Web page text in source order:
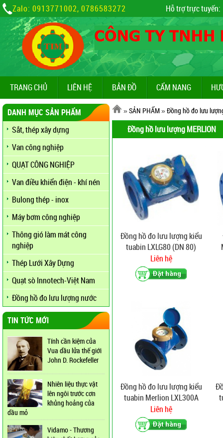
Zalo: 0913771002, 0786583272 Hỗ trợ trực tuyến:
TRANG CHỦ LIÊN HỆ BẢN ĐỒ CẨM NANG
DANH MỤC SẢN PHẨM
Sắt, thép xây dựng
Van công nghiệp
QUẠT CÔNG NGHIỆP
Van điều khiển điện - khí nén
Bulong thép - inox
Máy bơm công nghiệp
Thông gió làm mát công
nghiệp
Thép Lưới Xây Dựng
Quạt sò Innotech-Việt Nam
Đồng hồ đo lưu lượng nước
TIN TỨC MỚI
Tính cần kiệm của
Vua dầu lửa thế giới
John D. Rockefeller
Nhiên liệu thực vật
lên ngôi trước cơn
khủng hoảng của
dầu mỏ
Vidamo - Thương
»SẢN PHẨM»Đồng hồ đo lưu
Đồng hồ lưu lượng MERLION
Đồng hồ đo lưu lượng kiểu
tuabin LXLG80 (DN 80)
Liên hệ
Đồng hồ đo lưu lượng kiểu
tuabin Merlion LXL300A
(DN 300)
Liên hệ